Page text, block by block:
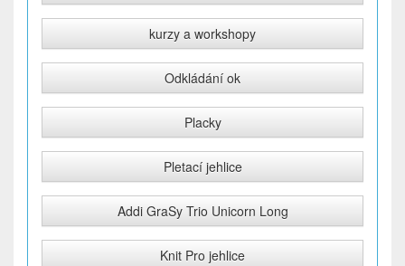
kurzy a workshopy
Odkládání ok
Placky
Pletací jehlice
Addi GraSy Trio Unicorn Long
Knit Pro jehlice